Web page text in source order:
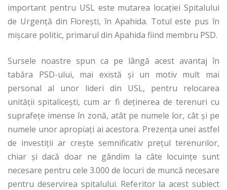
important pentru USL este mutarea locaţiei Spitalului
de Urgență din Florești, în Apahida. Totul este pus în
mişcare politic, primarul din Apahida fiind membru PSD.
Sursele noastre spun ca pe lângă acest avantaj în
tabăra PSD-ului, mai există şi un motiv mult mai
personal al unor lideri din USL, pentru relocarea
unităţii spitaliceşti, cum ar fi deţinerea de terenuri cu
suprafeţe imense în zonă, atât pe numele lor, cât şi pe
numele unor apropiați ai acestora. Prezenţa unei astfel
de investiții ar creşte semnificativ preţul terenurilor,
chiar şi dacă doar ne gândim la câte locuințe sunt
necesare pentru cele 3.000 de locuri de muncă necesare
pentru deservirea spitalului. Referitor la acest subiect